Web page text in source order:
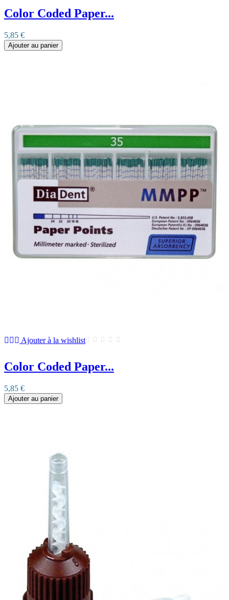
Color Coded Paper...
5,85 €
Ajouter au panier
Ajouter à la wishlist
Color Coded Paper...
5,85 €
Ajouter au panier